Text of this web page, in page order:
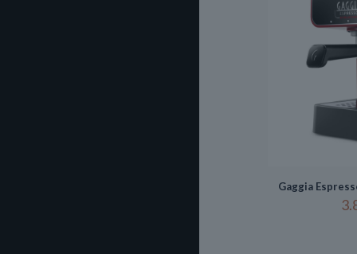
Gaggia